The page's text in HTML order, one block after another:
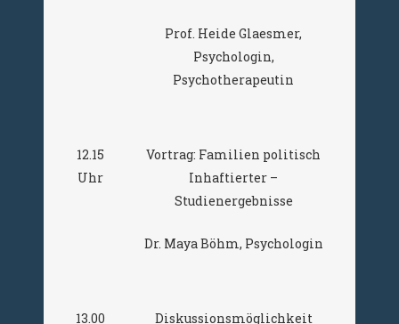
Prof. Heide Glaesmer,
Psychologin,
Psychotherapeutin
12.15
Uhr
Vortrag: Familien politisch
Inhaftierter –
Studienergebnisse
Dr. Maya Böhm, Psychologin
13.00 Diskussionsmöglichkeit